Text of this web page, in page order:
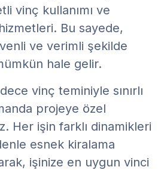
vinç kullanımı ve
Bu sayede,
ve verimli şekilde
hale gelir.
vinç teminiyle sınırlı
projeye özel
Her işin farklı dinamikleri
esnek kiralama
işinize en uygun vinci